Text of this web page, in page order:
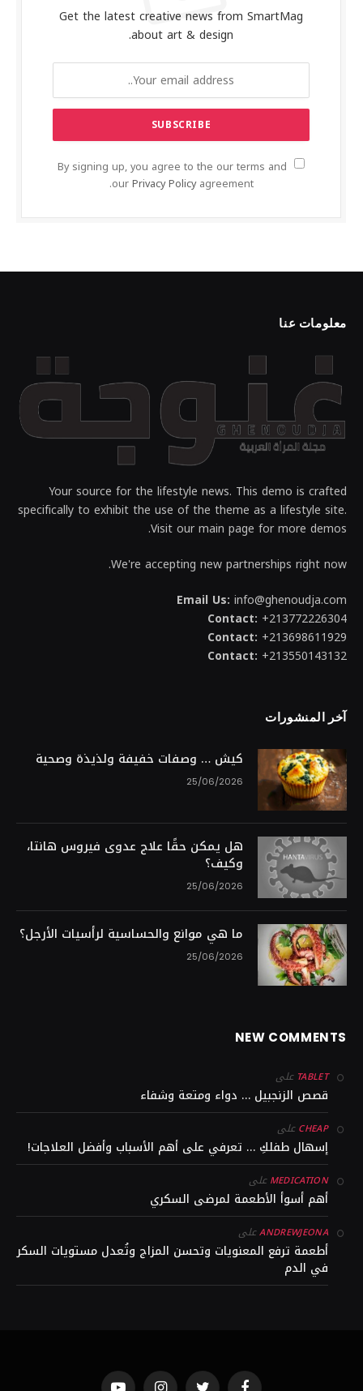
Get the latest creative news from SmartMag
about art & design.
By signing up, you agree to the our terms and
ourPrivacy Policyagreement.
معلومات عنا
Your source for the lifestyle news. This demo is crafted
specifically to exhibit the use of the theme as a lifestyle site.
Visit our main page for more demos.
We're accepting new partnerships right now.
Email Us: info@ghenoudja.com
Contact: +213772226304
Contact: +213698611929
Contact: +213550143132
آخر المنشورات
كيش … وصفات خفيفة ولذيذة وصحية
25/06/2026
هل يمكن حقًا علاج عدوى فيروس هانتا،
وكيف؟
25/06/2026
ما هي موانع والحساسية لرأسيات الأرجل؟
25/06/2026
NEW COMMENTS
TABLET على
قصص الزنجبيل … دواء ومتعة وشفاء
CHEAPعلى
إسهال طفلكِ … تعرفي على أهم الأسباب وأفضل العلاجات!
MEDICATIONعلى
أهم أسوأ الأطعمة لمرضى السكري
ANDREWJEONAعلى
أطعمة ترفع المعنويات وتحسن المزاج وتُعدل مستويات السكر
في الدم